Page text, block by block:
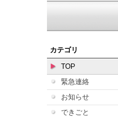
カテゴリ
TOP
緊急連絡
お知らせ
できごと